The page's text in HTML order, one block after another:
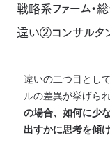
戦略系ファーム・
違い②コンサルタ
違いの二つ目とし
ルの差異が挙げられ
の場合、如何に少
出すかに思考を傾